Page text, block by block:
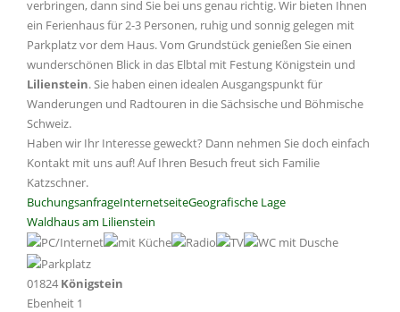
verbringen, dann sind Sie bei uns genau richtig. Wir bieten Ihnen
ein Ferienhaus für 2-3 Personen, ruhig und sonnig gelegen mit
Parkplatz vor dem Haus. Vom Grundstück genießen Sie einen
wunderschönen Blick in das Elbtal mit Festung Königstein und
Lilienstein. Sie haben einen idealen Ausgangspunkt für
Wanderungen und Radtouren in die Sächsische und Böhmische
Schweiz.
Haben wir Ihr Interesse geweckt? Dann nehmen Sie doch einfach
Kontakt mit uns auf! Auf Ihren Besuch freut sich Familie
Katzschner.
BuchungsanfrageInternetseiteGeografische Lage
Waldhaus am Lilienstein
01824 Königstein
Ebenheit 1